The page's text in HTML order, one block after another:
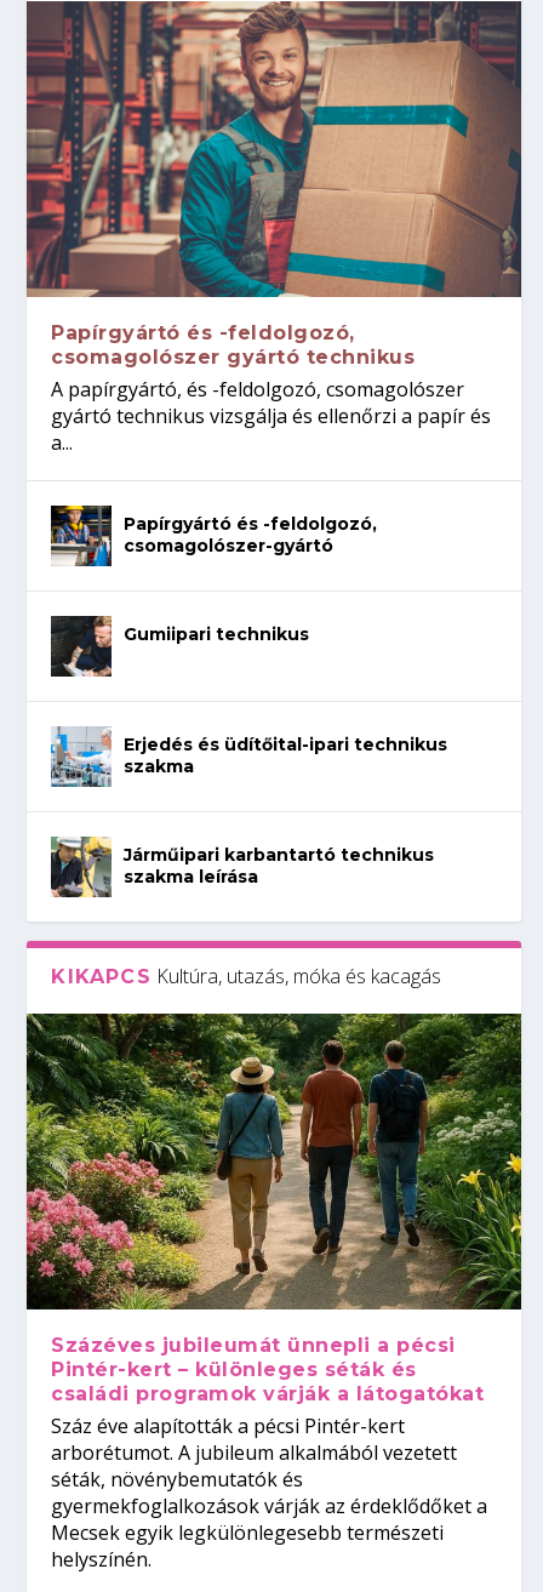
Papírgyártó és -feldolgozó,
csomagolószer gyártó technikus
A papírgyártó, és -feldolgozó, csomagolószer
gyártó technikus vizsgálja és ellenőrzi a papír és
a...
Papírgyártó és -feldolgozó,
csomagolószer-gyártó
Gumiipari technikus
Erjedés és üdítőital-ipari technikus
szakma
Járműipari karbantartó technikus
szakma leírása
KIKAPCS Kultúra, utazás, móka és kacagás
Százéves jubileumát ünnepli a pécsi
Pintér-kert – különleges séták és
családi programok várják a látogatókat
Száz éve alapították a pécsi Pintér-kert
arborétumot. A jubileum alkalmából vezetett
séták, növénybemutatók és
gyermekfoglalkozások várják az érdeklődőket a
Mecsek egyik legkülönlegesebb természeti
helyszínén.